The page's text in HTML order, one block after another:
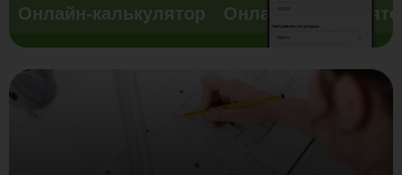
Онлайн-калькулятор Онлайн-